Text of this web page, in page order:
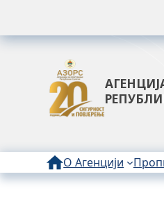
О Агенцији